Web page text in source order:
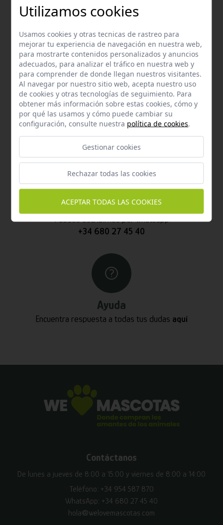
Email
hola@welovemascotas.com
Teléfono
Contacta con nosotros a través del teléfono954
Whatsapp
Puedes escribirnos por whatsapp
+34 680 27 45 40
Ayuda
Encuentra respuesta a todas tus dudas aquí
Contáctanos
De lunes a jueves de 8:00 a 15:00 y viernes de 8:00 a 14:00
Teléfono: +34 954 587 870
WhatsApp: +34 680 27 45 40
hola@welovemascotas.com
Utilizamos cookies
Usamos cookies y otras tecnicas de rastreo para
mejorar tu experiencia de navegación en nuestra web,
para mostrarte contenidos personalizados y anuncios
adecuados, para analizar el tráfico en nuestra web y
para comprender de donde llegan nuestros visitantes.
Al navegar por nuestro sitio web, acepta nuestro uso
de cookies y otras tecnologías de seguimiento. Para
obtener más información sobre estas cookies, cómo y
por qué las usamos y cómo puede cambiar su
configuración, consulte nuestra política de cookies.
Gestionar cookies
Rechazar todas las cookies
ACEPTAR TODAS LAS COOKIES